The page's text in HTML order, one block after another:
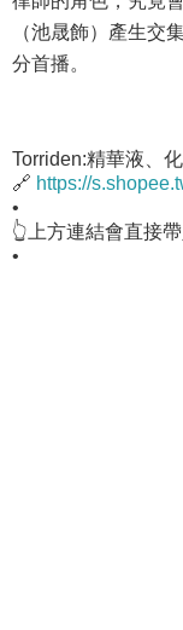
（池晟飾）產生交集
分首播。
Torriden:精華液、
🔗 https://
•
👆上方連結會直接
•